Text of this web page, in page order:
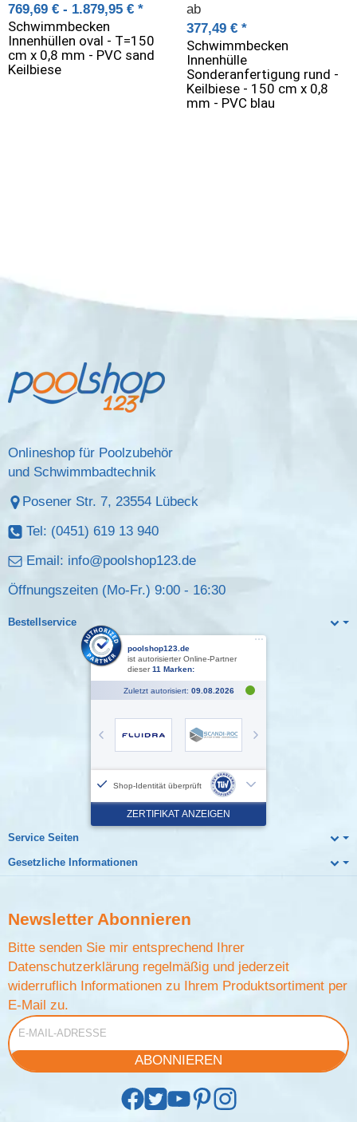
Schwimmbecken
Innenhüllen oval - T=150
cm x 0,8 mm - PVC sand
Keilbiese
769,69 € - 1.879,95 € *
Schwimmbecken
Innenhülle
Sonderanfertigung rund -
Keilbiese - 150 cm x 0,8
mm - PVC blau
ab
377,49 € *
Onlineshop für Poolzubehör
und Schwimmbadtechnik
Posener Str. 7, 23554 Lübeck
Tel: (0451) 619 13 940
Email: info@poolshop123.de
Öffnungszeiten (Mo-Fr.) 9:00 - 16:30
Bestellservice
Service Seiten
Gesetzliche Informationen
Newsletter Abonnieren
Bitte senden Sie mir entsprechend Ihrer
Datenschutzerklärung regelmäßig und jederzeit
widerruflich Informationen zu Ihrem Produktsortiment per
E-Mail zu.
E-Mail-Adresse
ABONNIEREN